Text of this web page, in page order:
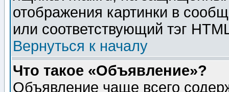
отображения картинки в
или соответствующий тэг
Вернуться к началу
Что такое «Объявление»?
Объявление чаще всего